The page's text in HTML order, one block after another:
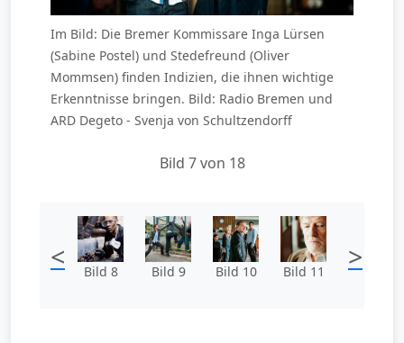
Im Bild: Die Bremer Kommissare Inga Lürsen
(Sabine Postel) und Stedefreund (Oliver
Mommsen) finden Indizien, die ihnen wichtige
Erkenntnisse bringen. Bild: Radio Bremen und
ARD Degeto - Svenja von Schultzendorff
Bild 7 von 18
< Bild 8 Bild 9 Bild 10 Bild 11 >